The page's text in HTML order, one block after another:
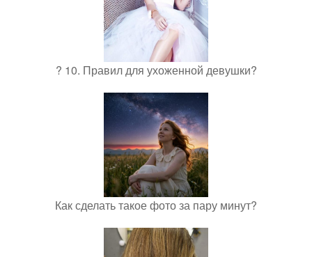
? 10. Правил для ухоженной девушки?
Как сделать такое фото за пару минут?